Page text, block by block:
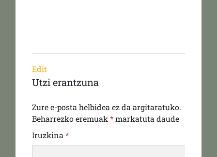
Edit
Utzi erantzuna
Zure e-posta helbidea ez da argitaratuko.
Beharrezko eremuak *markatuta daude
Iruzkina *